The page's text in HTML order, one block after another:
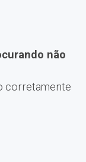
não
corretamente